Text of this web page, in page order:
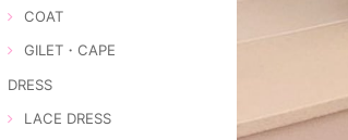
COAT
GILET・CAPE
DRESS
LACE DRESS